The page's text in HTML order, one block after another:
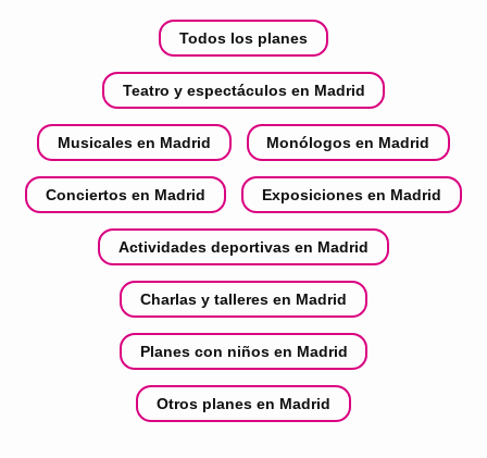
Todos los planes
Teatro y espectáculos en Madrid
Musicales en Madrid Monólogos en Madrid
Conciertos en Madrid Exposiciones en Madrid
Actividades deportivas en Madrid
Charlas y talleres en Madrid
Planes con niños en Madrid
Otros planes en Madrid